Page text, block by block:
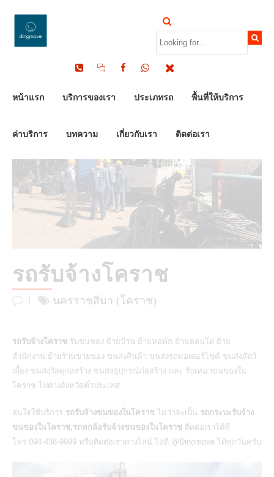
หน้าแรก บริการของเรา ประเภทรถ พื้นที่ให้บริการ
ค่าบริการ บทความ เกี่ยวกับเรา ติดต่อเรา
รถรับจ้างโคราช
1 นครราชสีมา (โคราช)
รถรับจ้างโคราช รับขนของ ย้ายบ้าน ย้ายหอพัก ย้ายคอนโด ย้าย
สำนักงาน ย้ายร้านขายของ ขนส่งสินค้า ขนส่งรถมอเตอร์ไซค์ ขนส่งสัตว์
เลี้ยง ขนส่งวัสดุก่อสร้าง ขนส่งอุปกรณ์ก่อสร้าง และ รับเหมาขนของใน
โคราช ไปต่างจังหวัดทั่วประเทศ
สนใจใช้บริการ รถรับจ้างขนของในโคราช ไม่ว่าจะเป็น รถกระบะรับจ้าง
ขนของในโคราช,รถหกล้อรับจ้างขนของในโคราช ติดต่อเราได้ที่
โทร.094-438-9999 หรือติดต่อเราทางไลน์ ไอดี @Dinomove ได้ทุกวันครับ